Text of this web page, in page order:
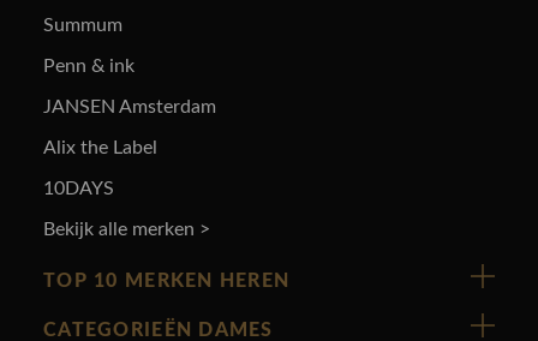
Summum
Penn & ink
JANSEN Amsterdam
Alix the Label
10DAYS
Bekijk alle merken >
TOP 10 MERKEN HEREN
Vanguard
CATEGORIEËN DAMES